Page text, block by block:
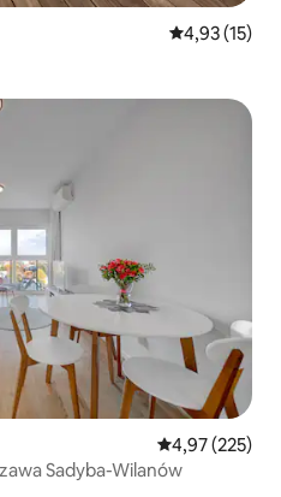
Vidutinis
4,93 (15)
Vidutinis
4,97 (225)
Sadyba-Wilanów